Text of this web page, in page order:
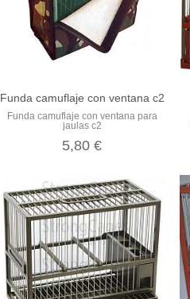
Funda camuflaje con ventana c2
Funda camuflaje con ventana para
jaulas c2
5,80 €